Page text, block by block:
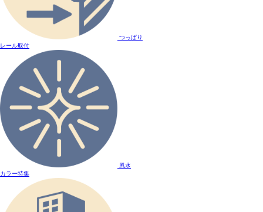
つっぱり
レール取付
風水
カラー特集